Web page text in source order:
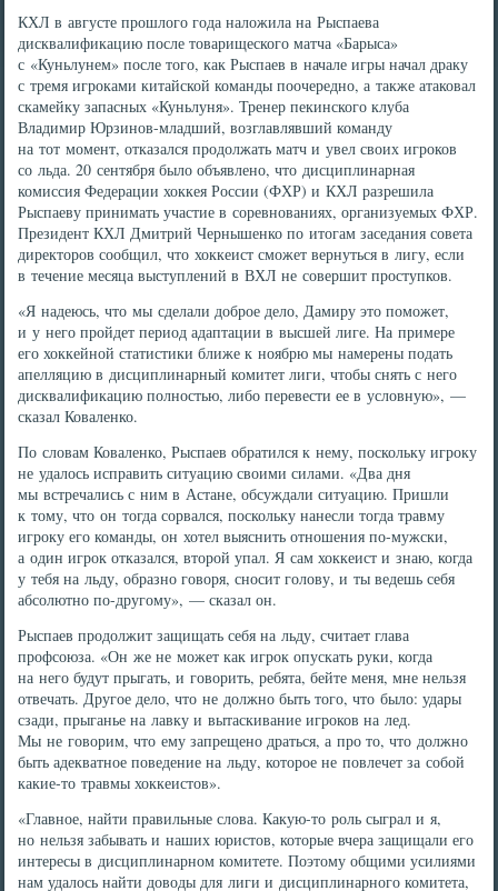
КХЛ в августе прошлого года наложила на Рыспаева
дисквалификацию после товарищеского матча «Барыса»
с «Куньлунем» после того, как Рыспаев в начале игры начал драку
с тремя игроками китайской команды поочередно, а также атаковал
скамейку запасных «Куньлуня». Тренер пекинского клуба
Владимир Юрзинов-младший, возглавлявший команду
на тот момент, отказался продолжать матч и увел своих игроков
со льда. 20 сентября было объявлено, что дисциплинарная
комиссия Федерации хоккея России (ФХР) и КХЛ разрешила
Рыспаеву принимать участие в соревнованиях, организуемых ФХР.
Президент КХЛ Дмитрий Чернышенко по итогам заседания совета
директоров сообщил, что хоккеист сможет вернуться в лигу, если
в течение месяца выступлений в ВХЛ не совершит проступков.
«Я надеюсь, что мы сделали доброе дело, Дамиру это поможет,
и у него пройдет период адаптации в высшей лиге. На примере
его хоккейной статистики ближе к ноябрю мы намерены подать
апелляцию в дисциплинарный комитет лиги, чтобы снять с него
дисквалификацию полностью, либо перевести ее в условную», —
сказал Коваленко.
По словам Коваленко, Рыспаев обратился к нему, поскольку игроку
не удалось исправить ситуацию своими силами. «Два дня
мы встречались с ним в Астане, обсуждали ситуацию. Пришли
к тому, что он тогда сорвался, поскольку нанесли тогда травму
игроку его команды, он хотел выяснить отношения по-мужски,
а один игрок отказался, второй упал. Я сам хоккеист и знаю, когда
у тебя на льду, образно говоря, сносит голову, и ты ведешь себя
абсолютно по-другому», — сказал он.
Рыспаев продолжит защищать себя на льду, считает глава
профсоюза. «Он же не может как игрок опускать руки, когда
на него будут прыгать, и говорить, ребята, бейте меня, мне нельзя
отвечать. Другое дело, что не должно быть того, что было: удары
сзади, прыганье на лавку и вытаскивание игроков на лед.
Мы не говорим, что ему запрещено драться, а про то, что должно
быть адекватное поведение на льду, которое не повлечет за собой
какие-то травмы хоккеистов».
«Главное, найти правильные слова. Какую-то роль сыграл и я,
но нельзя забывать и наших юристов, которые вчера защищали его
интересы в дисциплинарном комитете. Поэтому общими усилиями
нам удалось найти доводы для лиги и дисциплинарного комитета,